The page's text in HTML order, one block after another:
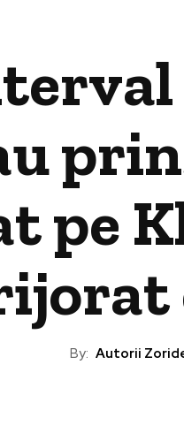
pe
By: Autorii